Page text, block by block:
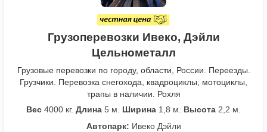
Грузоперевозки Ивеко, Дэйли
Цельнометалл
Грузовые перевозки по городу, области, России. Переезды.
Грузчики. Перевозка снегохода, квадроциклы, мотоциклы,
трапы в наличии. Рохля
Вес 4000 кг. Длина 5 м. Ширина 1,8 м. Высота 2,2 м.
Автопарк: Ивеко Дэйли